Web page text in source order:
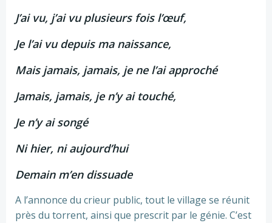
J’ai vu, j’ai vu plusieurs fois l’œuf,
Je l’ai vu depuis ma naissance,
Mais jamais, jamais, je ne l’ai approché
Jamais, jamais, je n’y ai touché,
Je n’y ai songé
Ni hier, ni aujourd’hui
Demain m’en dissuade
A l’annonce du crieur public, tout le village se réunit
près du torrent, ainsi que prescrit par le génie. C’est